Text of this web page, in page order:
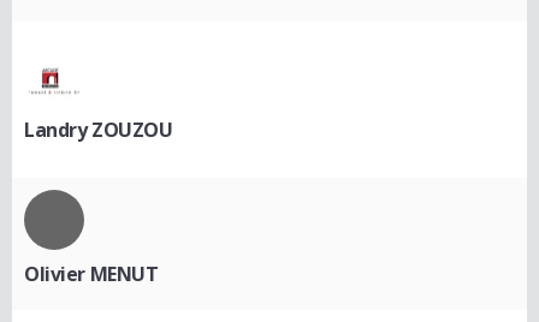
Landry ZOUZOU
Olivier MENUT